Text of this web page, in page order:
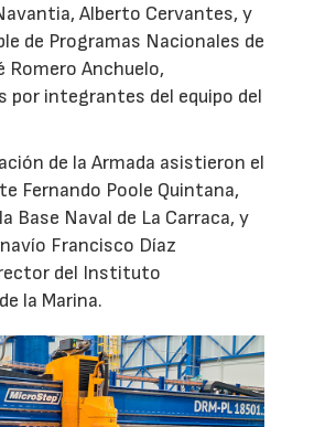
Alberto Cervantes, y
de Programas Nacionales de
Romero Anchuelo,
por integrantes del equipo del
de la Armada asistieron el
Fernando Poole Quintana,
Base Naval de La Carraca, y
Francisco Díaz
del Instituto
la Marina.